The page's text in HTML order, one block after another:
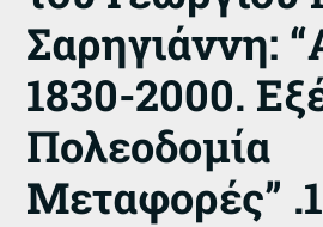
Σαρηγιάννη:
1830-2000.
Πολεοδομία
Μεταφορές” .1